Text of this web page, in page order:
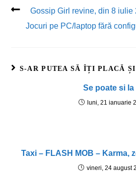
Gossip Girl revine, din 8 iulie
Jocuri pe PC/laptop fără
S-AR PUTEA SĂ ÎȚI PLACĂ ȘI
Se poate si la
luni, 21 ianuarie
Taxi – FLASH MOB – Karma,
vineri, 24 august